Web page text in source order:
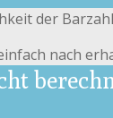
der
nach